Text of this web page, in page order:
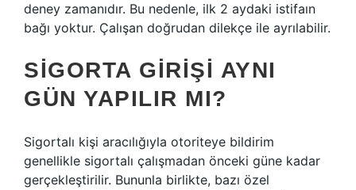
deney zamanıdır. Bu nedenle, ilk 2 aydaki istifaın
bağı yoktur. Çalışan doğrudan dilekçe ile ayrılabilir.
SIGORTA GIRIŞI AYNI
GÜN YAPILIR MI?
Sigortalı kişi aracılığıyla otoriteye bildirim
genellikle sigortalı çalışmadan önceki güne kadar
gerçekleştirilir. Bununla birlikte, bazı özel